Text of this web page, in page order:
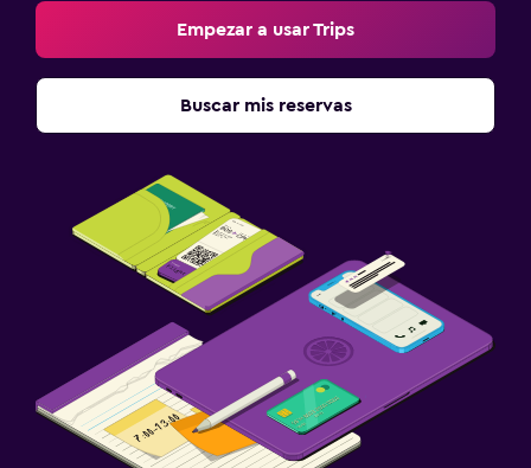
Empezar a usar Trips
Buscar mis reservas